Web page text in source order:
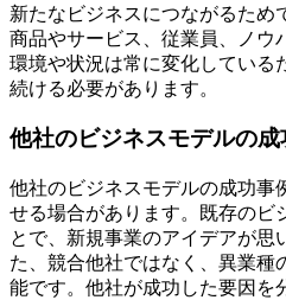
新たなビジネスにつながるため
商品やサービス、従業員、ノウ
環境や状況は常に変化している
続ける必要があります。
他社のビジネスモデルの
他社のビジネスモデルの成功事
せる場合があります。既存のビ
とで、新規事業のアイデアが思
た、競合他社ではなく、異業種
能です。他社が成功した要因を